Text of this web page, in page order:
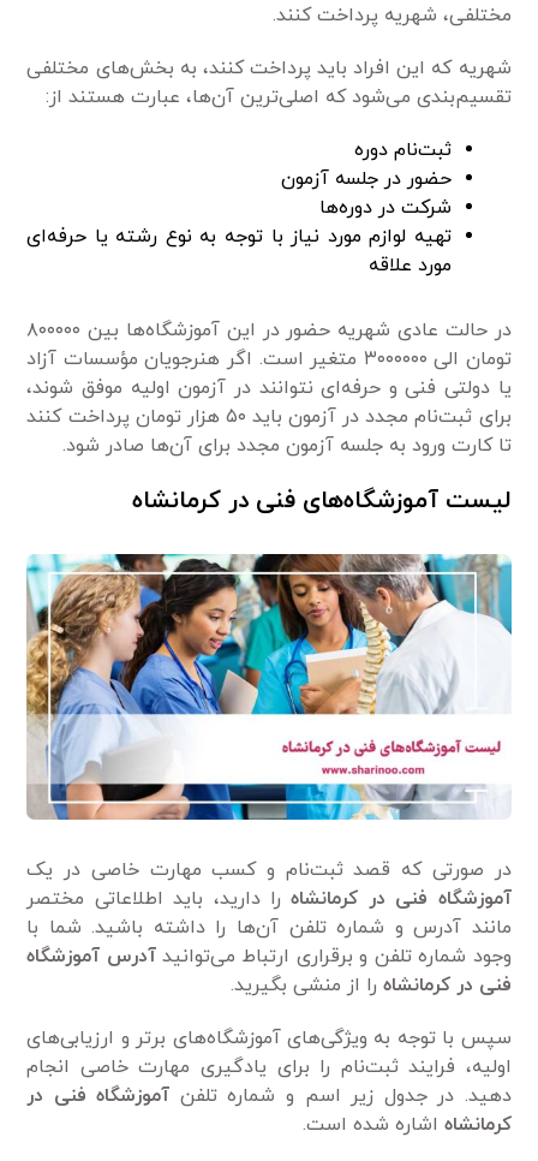
مختلفی، شهریه پرداخت کنند.
شهریه که این افراد باید پرداخت کنند، به بخش‌های مختلفی
تقسیم‌بندی می‌شود که اصلی‌ترین آن‌ها، عبارت هستند از:
ثبت‌نام دوره
حضور در جلسه آزمون
شرکت در دوره‌ها
تهیه لوازم مورد نیاز با توجه به نوع رشته یا حرفه‌ای
مورد علاقه
در حالت عادی شهریه حضور در این آموزشگاه‌ها بین ۸۰۰۰۰۰
تومان الی ۳۰۰۰۰۰۰ متغیر است. اگر هنرجویان مؤسسات آزاد
یا دولتی فنی و حرفه‌ای نتوانند در آزمون اولیه موفق شوند،
برای ثبت‌نام مجدد در آزمون باید ۵۰ هزار تومان پرداخت کنند
تا کارت ورود به جلسه آزمون مجدد برای آن‌ها صادر شود.
لیست آموزشگاه‌های فنی در کرمانشاه
در صورتی که قصد ثبت‌نام و کسب مهارت خاصی در یک
آموزشگاه فنی در کرمانشاهرا دارید، باید اطلاعاتی مختصر
مانند آدرس و شماره تلفن آن‌ها را داشته باشید. شما با
وجود شماره تلفن و برقراری ارتباط می‌توانیدآدرس آموزشگاه
فنی در کرمانشاه را از منشی بگیرید.
سپس با توجه به ویژگی‌های آموزشگاه‌های برتر و ارزیابی‌های
اولیه، فرایند ثبت‌نام را برای یادگیری مهارت خاصی انجام
دهید. در جدول زیر اسم و شماره تلفن آموزشگاه فنی در
کرمانشاه اشاره شده است.